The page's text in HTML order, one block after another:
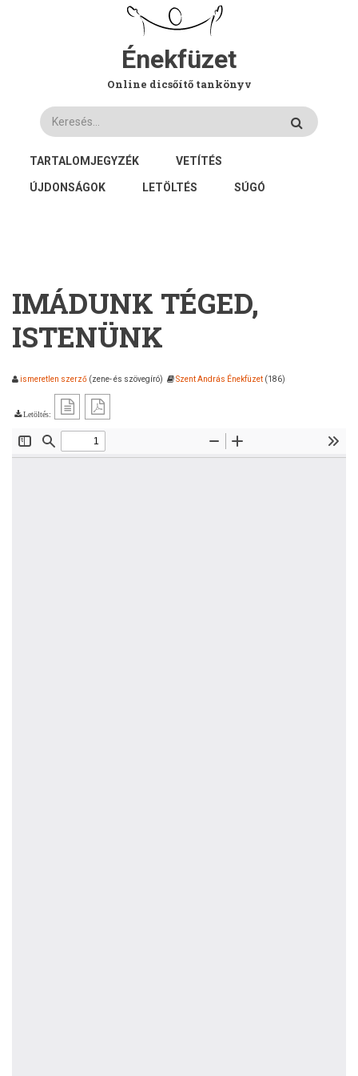
Énekfüzet
Online dicsőítő tankönyv
Keresés
FŐ
NAVIGÁCIÓ
TARTALOMJEGYZÉK VETÍTÉS
ÚJDONSÁGOK LETÖLTÉS SÚGÓ
IMÁDUNK TÉGED,
ISTENÜNK
ismeretlen szerző (zene- és szövegíró) Szent András Énekfüzet (186)
Letöltés: